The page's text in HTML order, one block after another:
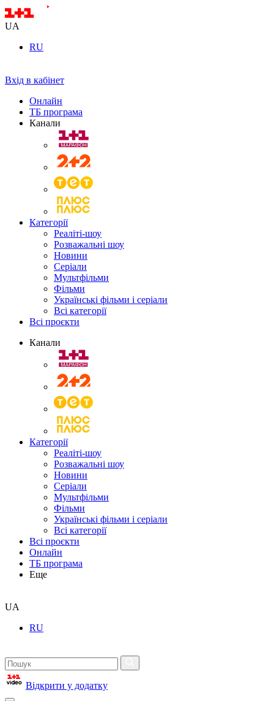
UA
RU
Вхід в кабінет
Онлайн
ТБ програма
Канали
Категорії
Реаліті-шоу
Розважальні шоу
Новини
Серіали
Мультфільми
Фільми
Українські фільми і серіали
Всі категорії
Всі проєкти
Канали
Категорії
Реаліті-шоу
Розважальні шоу
Новини
Серіали
Мультфільми
Фільми
Українські фільми і серіали
Всі категорії
Всі проєкти
Онлайн
ТБ програма
Еще
UA
RU
Відкрити у додатку